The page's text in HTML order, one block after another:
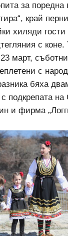
за поредна
край
хиляди гости
с коне.
23 март,
с
бяха
подкрепата
и фирма